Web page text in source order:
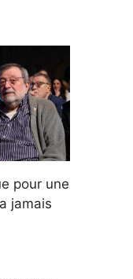
pour une
jamais